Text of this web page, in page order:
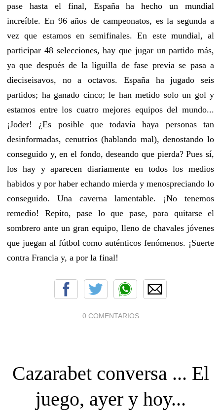
pase hasta el final, España ha hecho un mundial
increíble. En 96 años de campeonatos, es la segunda a
vez que estamos en semifinales. En este mundial, al
participar 48 selecciones, hay que jugar un partido más,
ya que después de la liguilla de fase previa se pasa a
dieciseisavos, no a octavos. España ha jugado seis
partidos; ha ganado cinco; le han metido solo un gol y
estamos entre los cuatro mejores equipos del mundo...
¡Joder! ¿Es posible que todavía haya personas tan
desinformadas, cenutrios (hablando mal), denostando lo
conseguido y, en el fondo, deseando que pierda? Pues sí,
los hay y aparecen diariamente en todos los medios
habidos y por haber echando mierda y menospreciando lo
conseguido. Una caverna lamentable. ¡No tenemos
remedio! Repito, pase lo que pase, para quitarse el
sombrero ante un gran equipo, lleno de chavales jóvenes
que juegan al fútbol como auténticos fenómenos. ¡Suerte
contra Francia y, a por la final!
0 COMENTARIOS
Cazarabet conversa ... El
juego, ayer y hoy...